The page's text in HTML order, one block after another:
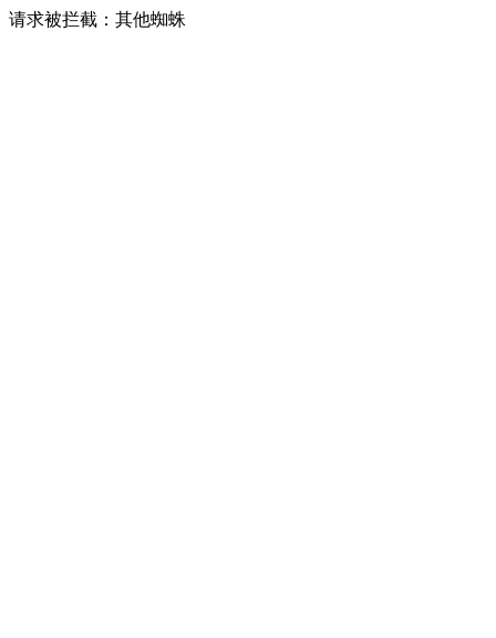
请求被拦截：其他蜘蛛